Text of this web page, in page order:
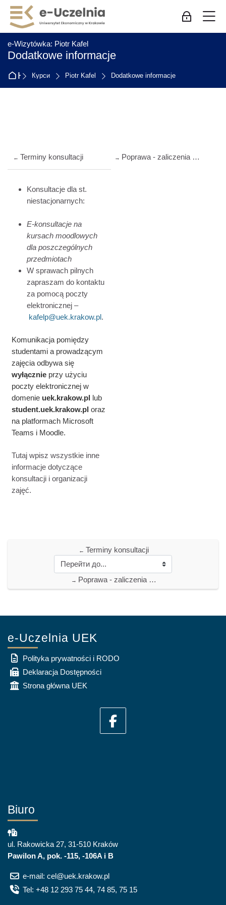
Skip to navigation
Skip to login form
Перейти до головного вмісту
Skip to accessibility options
Skip to footer
Skip accessibility options
Bхід для
e-Wizytówka: Piotr Kafel
Dodatkowe informacje
На головну
Курси Piotr Kafel Dodatkowe informacje
← Terminy konsultacji → Poprawa - zaliczenia ćwiczeń
Konsultacje dla st.
niestacjonarnych:
E-konsultacje na
kursach moodlowych
dla poszczególnych
przedmiotach
W sprawach pilnych
zapraszam do kontaktu
za pomocą poczty
elektronicznej –
kafelp@uek.krakow.pl.
Komunikacja pomiędzy
studentami a prowadzącym
zajęcia odbywa się
wyłącznieprzy użyciu
poczty elektronicznej w
domenie uek.krakow.pl lub
student.uek.krakow.pl oraz
na platformach Microsoft
Teams i Moodle.
Tutaj wpisz wszystkie inne
informacje dotyczące
konsultacji i organizacji
zajęć.
← Terminy konsultacji
→ Poprawa - zaliczenia ćwiczeń
e-Uczelnia UEK
Polityka prywatności i RODO
Deklaracja Dostępności
Strona główna UEK
Biuro
ul. Rakowicka 27, 31-510 Kraków
Pawilon A, pok. -115, -106A i B
e-mail: cel@uek.krakow.pl
Tel: +48 12 293 75 44, 74 85, 75 15